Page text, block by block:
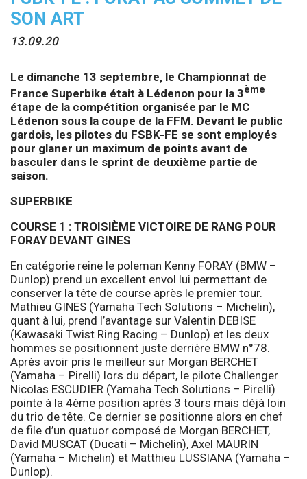
SON ART
13.09.20
Le dimanche 13 septembre, le Championnat de
France Superbike était à Lédenon pour la 3ème
étape de la compétition organisée par le MC
Lédenon sous la coupe de la FFM. Devant le public
gardois, les pilotes du FSBK-FE se sont employés
pour glaner un maximum de points avant de
basculer dans le sprint de deuxième partie de
saison.
SUPERBIKE
COURSE 1 : TROISIÈME VICTOIRE DE RANG POUR
FORAY DEVANT GINES
En catégorie reine le poleman Kenny FORAY (BMW –
Dunlop) prend un excellent envol lui permettant de
conserver la tête de course après le premier tour.
Mathieu GINES (Yamaha Tech Solutions – Michelin),
quant à lui, prend l’avantage sur Valentin DEBISE
(Kawasaki Twist Ring Racing – Dunlop) et les deux
hommes se positionnent juste derrière BMW n°78.
Après avoir pris le meilleur sur Morgan BERCHET
(Yamaha – Pirelli) lors du départ, le pilote Challenger
Nicolas ESCUDIER (Yamaha Tech Solutions – Pirelli)
pointe à la 4ème position après 3 tours mais déjà loin
du trio de tête. Ce dernier se positionne alors en chef
de file d’un quatuor composé de Morgan BERCHET,
David MUSCAT (Ducati – Michelin), Axel MAURIN
(Yamaha – Michelin) et Matthieu LUSSIANA (Yamaha –
Dunlop).